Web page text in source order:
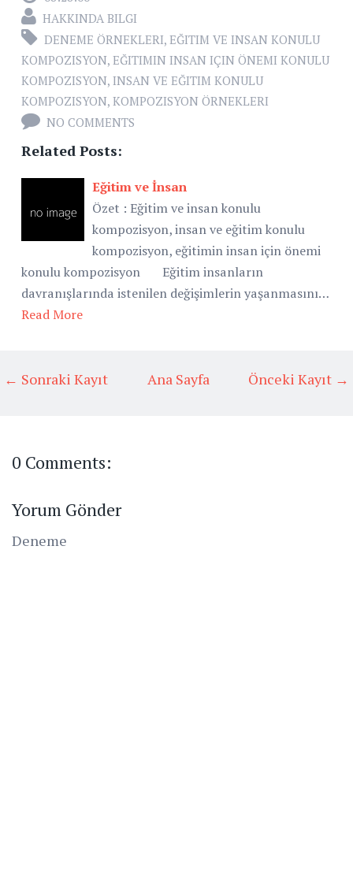
HAKKINDA BILGI
DENEME ÖRNEKLERI, EĞITIM VE INSAN KONULU
KOMPOZISYON, EĞITIMIN INSAN IÇIN ÖNEMI KONULU
KOMPOZISYON, INSAN VE EĞITIM KONULU
KOMPOZISYON, KOMPOZISYON ÖRNEKLERI
NO COMMENTS
Related Posts:
Eğitim ve İnsan
Özet : Eğitim ve insan konulu
kompozisyon, insan ve eğitim konulu
kompozisyon, eğitimin insan için önemi
konulu kompozisyon Eğitim insanların
davranışlarında istenilen değişimlerin yaşanmasını…
Read More
← Sonraki Kayıt Önceki Kayıt →
Ana Sayfa
0 Comments:
Yorum Gönder
Deneme